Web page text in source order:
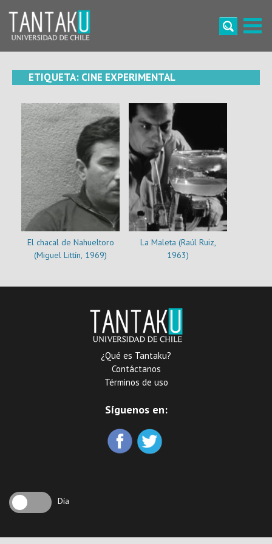
content
ETIQUETA: CINE EXPERIMENTAL
El chacal de Nahueltoro
(Miguel Littín, 1969)
La Maleta (Raúl Ruiz,
1963)
¿Qué es Tantaku?
Contáctanos
Términos de uso
Síguenos en:
Día